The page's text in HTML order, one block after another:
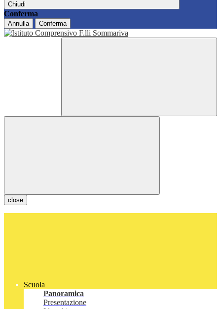
Chiudi
Conferma
Annulla Conferma
close
Scuola
Panoramica
Presentazione